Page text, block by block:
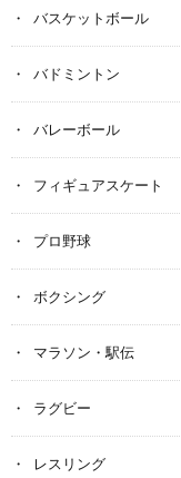
バスケットボール
バドミントン
バレーボール
フィギュアスケート
プロ野球
ボクシング
マラソン・駅伝
ラグビー
レスリング